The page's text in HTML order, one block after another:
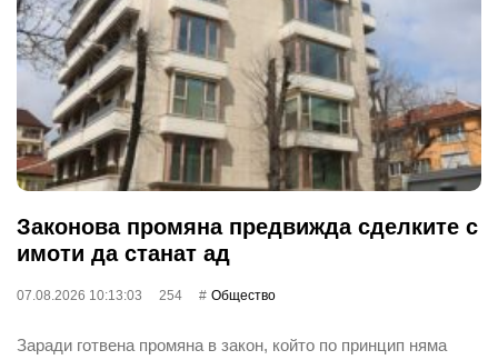
Законова промяна предвижда сделките с
имоти да станат ад
07.08.2026 10:13:03 254 Общество
Заради готвена промяна в закон, който по принцип няма